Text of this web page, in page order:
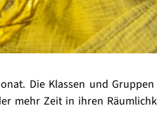
Die Klassen und
mehr Zeit in ihren